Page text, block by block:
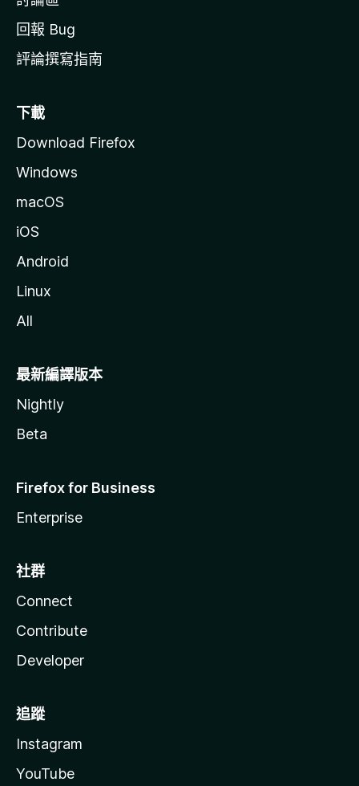
回報 Bug
評論撰寫指南
下載
Download Firefox
Windows
macOS
iOS
Android
Linux
All
最新編譯版本
Nightly
Beta
Firefox for Business
Enterprise
社群
Connect
Contribute
Developer
追蹤
Instagram
YouTube